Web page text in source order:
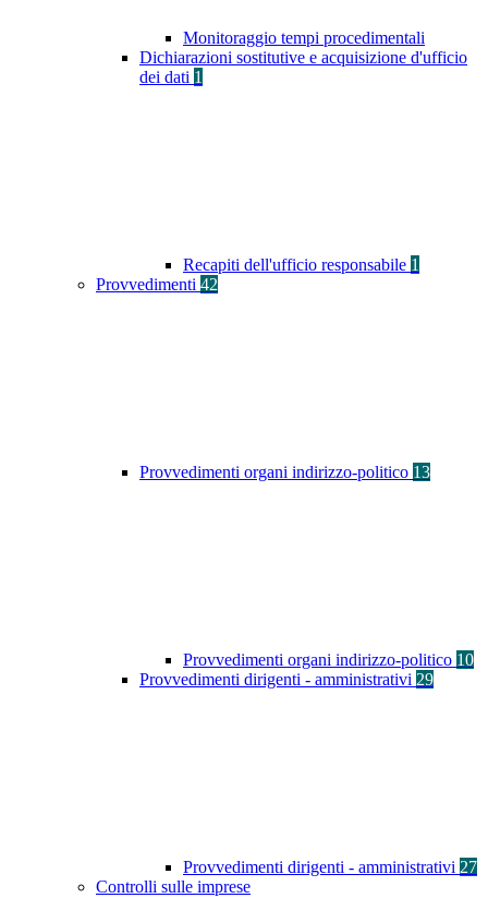
Monitoraggio tempi procedimentali
Dichiarazioni sostitutive e acquisizione d'ufficio
dei dati 1
Recapiti dell'ufficio responsabile 1
Provvedimenti 42
Provvedimenti organi indirizzo-politico 13
Provvedimenti organi indirizzo-politico 10
Provvedimenti dirigenti - amministrativi 29
Provvedimenti dirigenti - amministrativi 27
Controlli sulle imprese